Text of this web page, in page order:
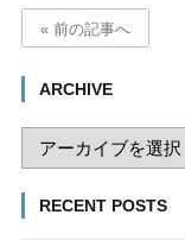
« 前の記事へ
ARCHIVE
RECENT POSTS